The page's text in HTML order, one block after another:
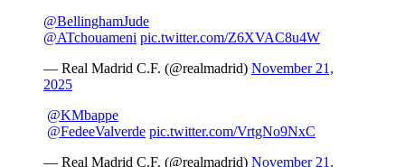
@BellinghamJude
@ATchouameni pic.twitter.com/Z6XVAC8u4W
— Real Madrid C.F. (@realmadrid) November 21,
2025
@KMbappe
@FedeeValverde pic.twitter.com/VrtgNo9NxC
— Real Madrid C.F. (@realmadrid) November 21,